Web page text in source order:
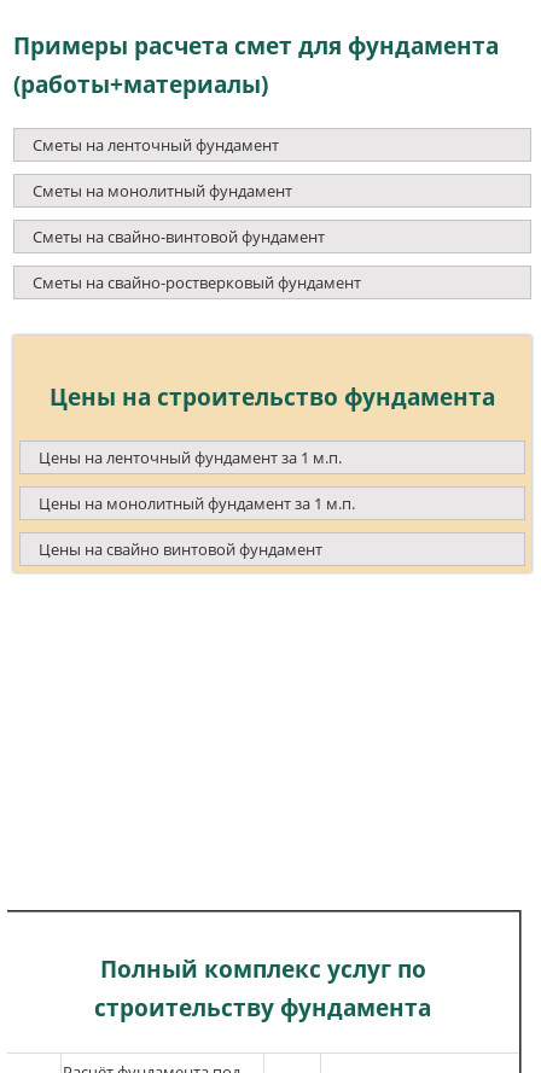
Примеры расчета смет для фундамента
(работы+материалы)
Сметы на ленточный фундамент
Сметы на монолитный фундамент
Сметы на свайно-винтовой фундамент
Сметы на свайно-ростверковый фундамент
Цены на строительство фундамента
Цены на ленточный фундамент за 1 м.п.
Цены на монолитный фундамент за 1 м.п.
Цены на свайно винтовой фундамент
Полный комплекс услуг по
строительству фундамента